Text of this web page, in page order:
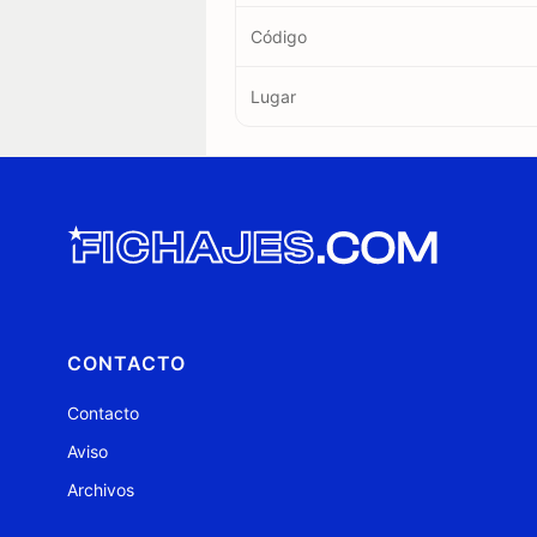
Código
Lugar
CONTACTO
Contacto
Aviso
Archivos